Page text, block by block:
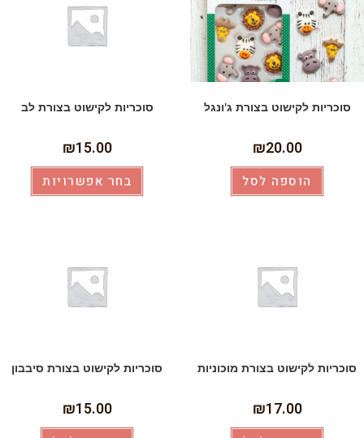
סוכריות לקישוט בצורת ג'ונגל
₪20.00
הוספה לסל
סוכריות לקישוט בצורת לב
₪15.00
בחר אפשרויות
סוכריות לקישוט בצורת מוכוניות
₪17.00
סוכריות לקישוט בצורת סיבבון
₪15.00